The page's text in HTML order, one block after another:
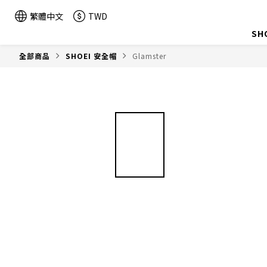
繁體中文
TWD
全部商品 SHOEI 安全帽 Glamster